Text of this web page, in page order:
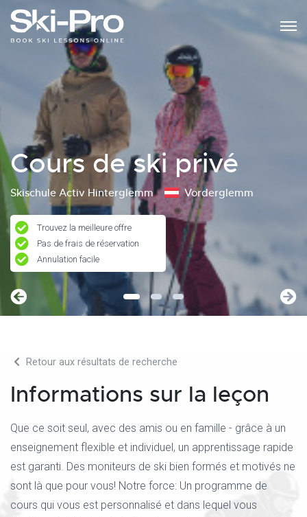
Cours de ski privé
Skischule Activ Hinterglemm Vorderglemm
Trouvez la meilleure offre
Pas de frais de réservation
Annulation facile
Retour aux résultats de recherche
Informations sur la leçon
Que ce soit seul, avec des amis ou en famille - grâce à un
enseignement flexible et individuel, un apprentissage rapide
est garanti. Des moniteurs de ski bien formés et motivés ne
sont là que pour vous! Notre force: Un programme de
cours qui vous est personnalisé et dans lequel vous